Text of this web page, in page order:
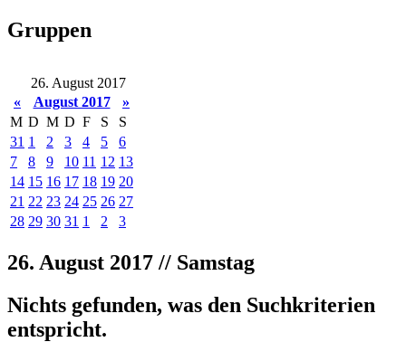
Gruppen
26. August 2017
«
August 2017
»
M D M D F S
S
31 1 2 3 4 5
6
7
8 9 10 11 12 13
14 15 16 17 18 19 20
21 22 23 24 25 26 27
28 29 30 31 1 2 3
26. August 2017 // Samstag
Nichts gefunden, was den Suchkriterien
entspricht.